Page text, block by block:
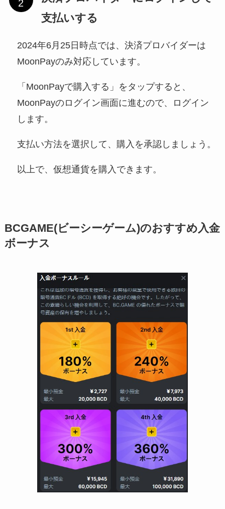
支払いする
2024年6月25日時点では、決済プロバイダーは
MoonPayのみ対応しています。
「MoonPayで購入する」をタップすると、
MoonPayのログイン画面に進むので、ログイン
します。
支払い方法を選択して、購入を承認しましょう。
以上で、仮想通貨を購入できます。
BCGAME(ビーシーゲーム)のおすすめ入金
ボーナス